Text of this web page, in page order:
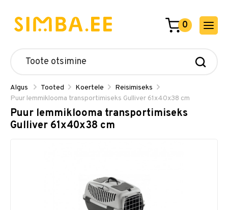
0
Algus Tooted Koertele
Reisimiseks
Puur lemmiklooma transportimiseks Gulliver 61x40x38 cm
Puur lemmiklooma transportimiseks
Gulliver 61x40x38 cm